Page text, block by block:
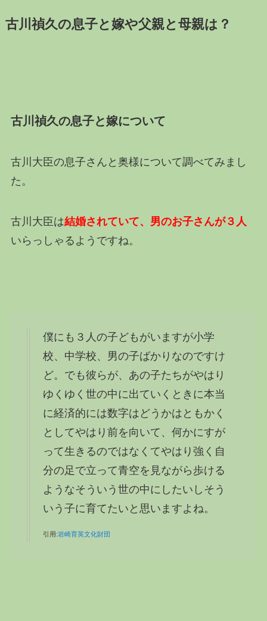
古川禎久の息子と嫁や父親と母親は？
古川禎久の息子と嫁について
古川大臣の息子さんと奥様について調べてみまし
た。
古川大臣は結婚されていて、男のお子さんが３人
いらっしゃるようですね。
僕にも３人の子どもがいますが小学
校、中学校、男の子ばかりなのですけ
ど。でも彼らが、あの子たちがやはり
ゆくゆく世の中に出ていくときに本当
に経済的には数字はどうかはともかく
としてやはり前を向いて、何かにすが
って生きるのではなくてやはり強く自
分の足で立って青空を見ながら歩ける
ようなそういう世の中にしたいしそう
いう子に育てたいと思いますよね。
引用:岩崎育英文化財団